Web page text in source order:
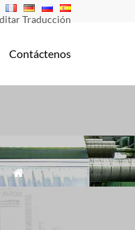
Traducción
Contáctenos
 " Gracias